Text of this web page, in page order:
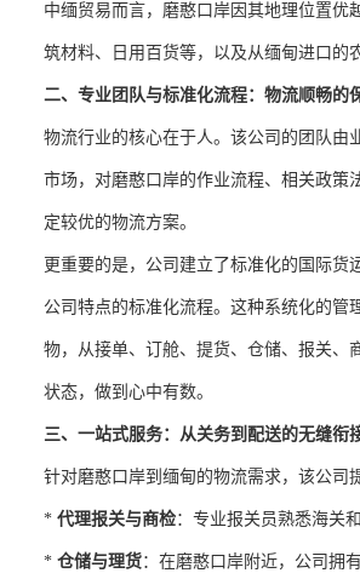
中缅贸易而言，磨憨口岸因其地理位置优
筑材料、日用百货等，以及从缅甸进口的
二、专业团队与标准化流程：物流顺畅的
物流行业的核心在于人。该公司的团队由
市场，对磨憨口岸的作业流程、相关政策
定较优的物流方案。
更重要的是，公司建立了标准化的国际
公司特点的标准化流程。这种系统化的管
物，从接单、订舱、提货、仓储、报关、
状态，做到心中有数。
三、一站式服务：从关务到配送的无缝衔
针对磨憨口岸到缅甸的物流需求，该公司
* 代理报关与商检：专业报关员熟悉海关
* 仓储与理货：在磨憨口岸附近，公司拥